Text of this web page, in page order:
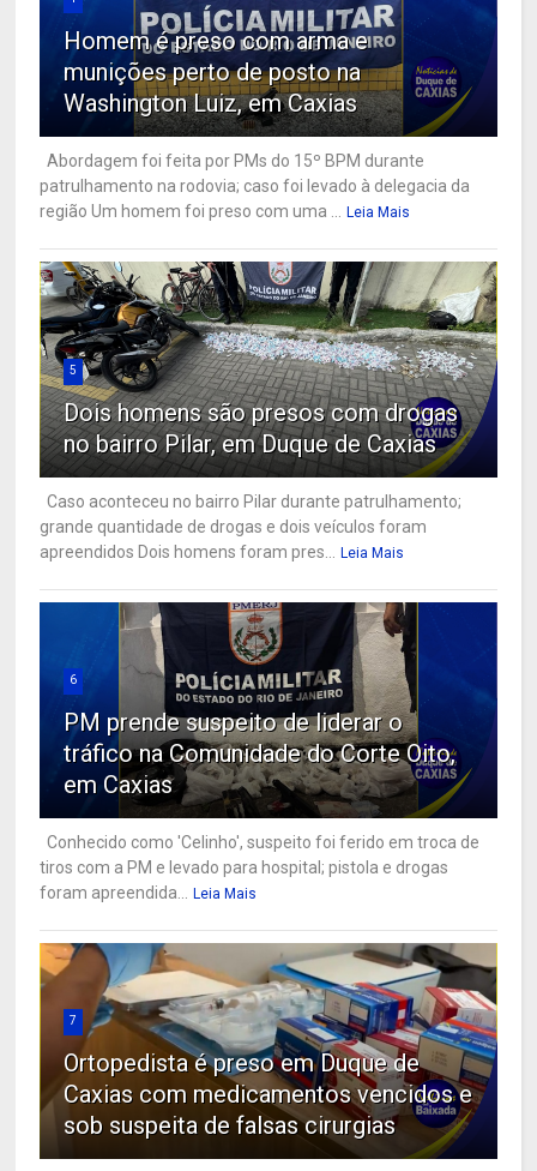
Homem é preso com arma e
munições perto de posto na
Washington Luiz, em Caxias
Abordagem foi feita por PMs do 15º BPM durante
patrulhamento na rodovia; caso foi levado à delegacia da
região Um homem foi preso com uma ...
Leia Mais
5
Dois homens são presos com drogas
no bairro Pilar, em Duque de Caxias
Caso aconteceu no bairro Pilar durante patrulhamento;
grande quantidade de drogas e dois veículos foram
apreendidos Dois homens foram pres...
Leia Mais
6
PM prende suspeito de liderar o
tráfico na Comunidade do Corte Oito,
em Caxias
Conhecido como 'Celinho', suspeito foi ferido em troca de
tiros com a PM e levado para hospital; pistola e drogas
foram apreendida...
Leia Mais
7
Ortopedista é preso em Duque de
Caxias com medicamentos vencidos e
sob suspeita de falsas cirurgias